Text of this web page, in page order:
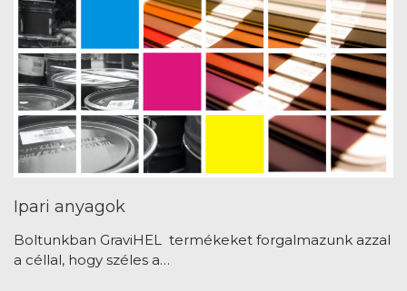
Ipari anyagok
a céllal, hogy széles a…
Tovább olvasom